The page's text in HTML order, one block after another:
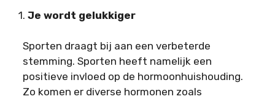
1. Je wordt gelukkiger
Sporten draagt bij aan een verbeterde
stemming. Sporten heeft namelijk een
positieve invloed op de hormoonhuishouding.
Zo komen er diverse hormonen zoals